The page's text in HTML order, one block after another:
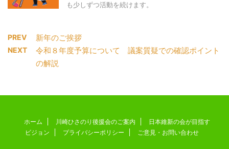
も少しずつ活動を続けます。
PREV 新年のご挨拶
NEXT
令和８年度予算について 議案質疑での確認ポイント
の解説
ホーム 川崎ひさのり後援会のご案内
日本維新の会が目指す
ビジョン
プライバシーポリシー ご意見・お問い合わせ